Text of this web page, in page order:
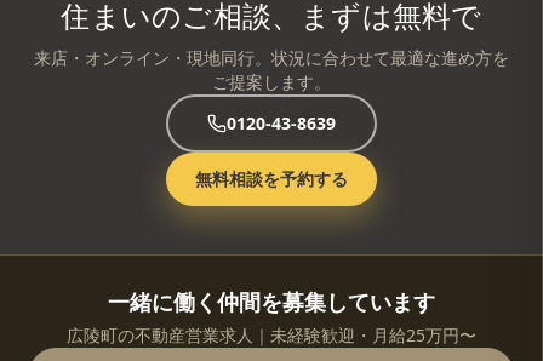
住まいのご相談、まずは無料で
来店・オンライン・現地同行。状況に合わせて最適な進め方を
ご提案します。
0120-43-8639
無料相談を予約する
一緒に働く仲間を募集しています
広陵町の不動産営業求人｜未経験歓迎・月給25万円〜